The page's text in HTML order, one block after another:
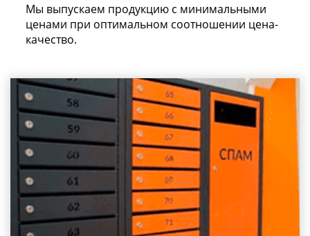
Мы выпускаем продукцию с минимальными
ценами при оптимальном соотношении цена-
качество.